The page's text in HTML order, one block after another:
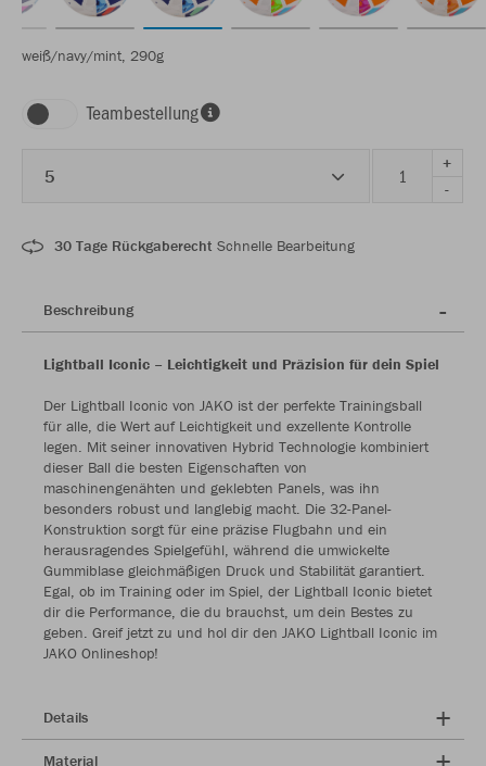
weiß/navy/mint, 290g
Teambestellung
5
+
-
30 Tage Rückgaberecht Schnelle Bearbeitung
Beschreibung
Lightball Iconic – Leichtigkeit und Präzision für dein Spiel
Der Lightball Iconic von JAKO ist der perfekte Trainingsball
für alle, die Wert auf Leichtigkeit und exzellente Kontrolle
legen. Mit seiner innovativen Hybrid Technologie kombiniert
dieser Ball die besten Eigenschaften von
maschinengenähten und geklebten Panels, was ihn
besonders robust und langlebig macht. Die 32-Panel-
Konstruktion sorgt für eine präzise Flugbahn und ein
herausragendes Spielgefühl, während die umwickelte
Gummiblase gleichmäßigen Druck und Stabilität garantiert.
Egal, ob im Training oder im Spiel, der Lightball Iconic bietet
dir die Performance, die du brauchst, um dein Bestes zu
geben. Greif jetzt zu und hol dir den JAKO Lightball Iconic im
JAKO Onlineshop!
Details
Material